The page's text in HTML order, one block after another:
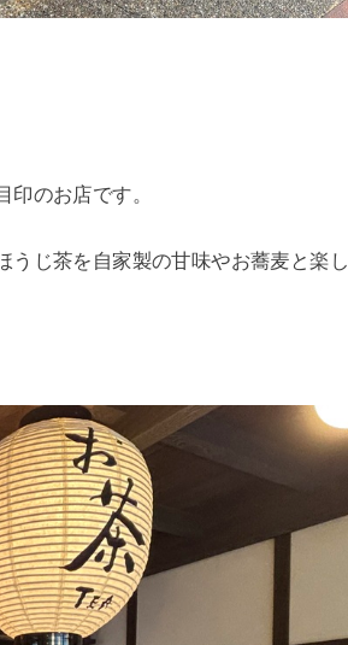
印のお店です。
うじ茶を自家製の甘味やお蕎麦と楽し